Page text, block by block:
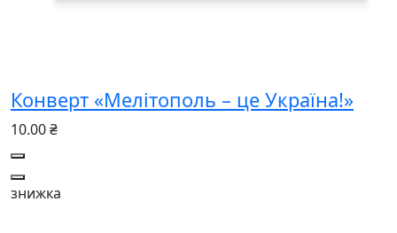
Конверт «Мелітополь – це Україна!»
10.00 ₴
знижка